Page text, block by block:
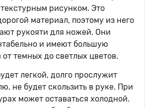
рисунком. Это
материал, поэтому из него
рукояти для ножей. Они
и имеют большую
от темных до светлых цветов.
легкой, долго прослужит
не будет скользить в руке. При
может оставаться холодной.